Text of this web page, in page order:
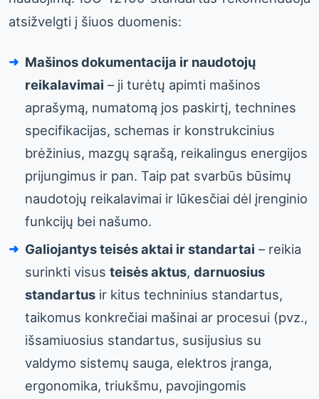
atsižvelgti į šiuos duomenis:
Mašinos dokumentacija ir naudotojų
reikalavimai – ji turėtų apimti mašinos
aprašymą, numatomą jos paskirtį, technines
specifikacijas, schemas ir konstrukcinius
brėžinius, mazgų sąrašą, reikalingus energijos
prijungimus ir pan. Taip pat svarbūs būsimų
naudotojų reikalavimai ir lūkesčiai dėl įrenginio
funkcijų bei našumo.
Galiojantys teisės aktai ir standartai – reikia
surinkti visusteisės aktus,darnuosius
standartus ir kitus techninius standartus,
taikomus konkrečiai mašinai ar procesui (pvz.,
išsamiuosius standartus, susijusius su
valdymo sistemų sauga, elektros įranga,
ergonomika, triukšmu, pavojingomis